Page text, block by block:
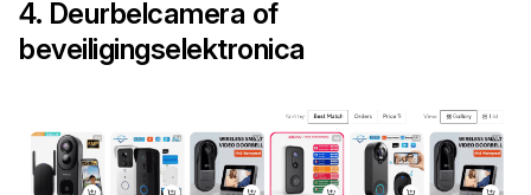
4. Deurbelcamera of
beveiligingselektronica